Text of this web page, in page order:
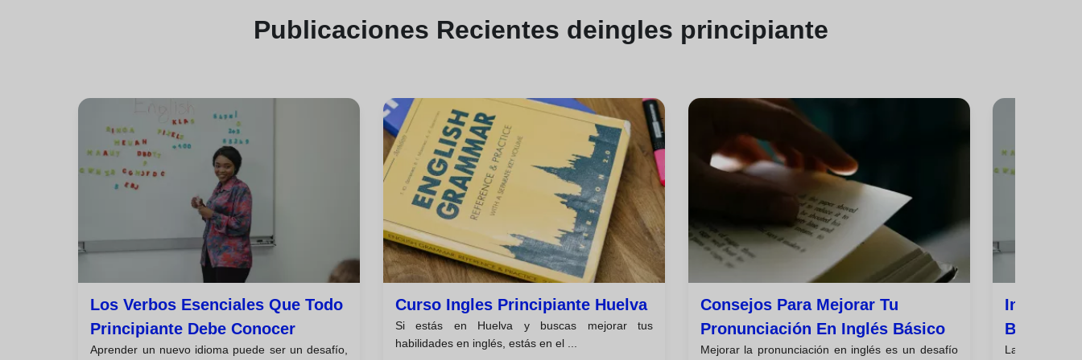
Publicaciones Recientes deingles principiante
Los Verbos Esenciales Que Todo
Principiante Debe Conocer
Aprender un nuevo idioma puede ser un desafío,
Curso Ingles Principiante Huelva
Si estás en Huelva y buscas mejorar tus
habilidades en inglés, estás en el ...
Consejos Para Mejorar Tu
Pronunciación En Inglés Básico
Mejorar la pronunciación en inglés es un desafío
Básica
La gramática